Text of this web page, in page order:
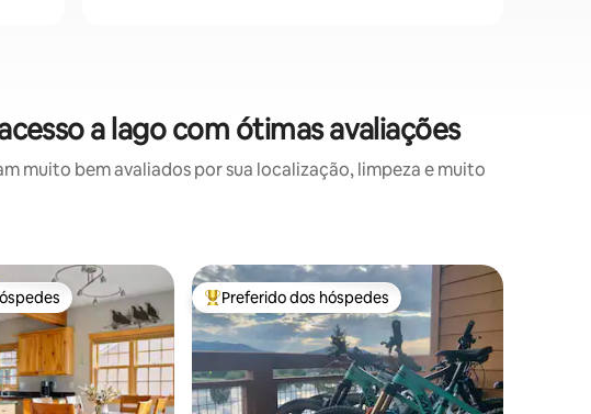
a lago com ótimas avaliações
muito bem avaliados por sua localização, limpeza e muito
dos hóspedes Entre os melhores preferidos dos hóspedes
Preferido dos hóspedes